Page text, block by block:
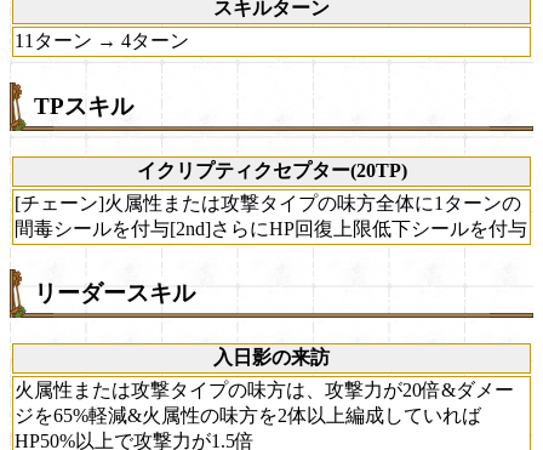
スキルターン
11ターン → 4ターン
TPスキル
イクリプティクセプター(20TP)
[チェーン]火属性または攻撃タイプの味方全体に1ターンの
間毒シールを付与[2nd]さらにHP回復上限低下シールを付与
リーダースキル
入日影の来訪
火属性または攻撃タイプの味方は、攻撃力が20倍&ダメー
ジを65%軽減&火属性の味方を2体以上編成していれば
HP50%以上で攻撃力が1.5倍